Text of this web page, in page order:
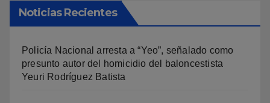
Noticias Recientes
Policía Nacional arresta a “Yeo”, señalado como
presunto autor del homicidio del baloncestista
Yeuri Rodríguez Batista